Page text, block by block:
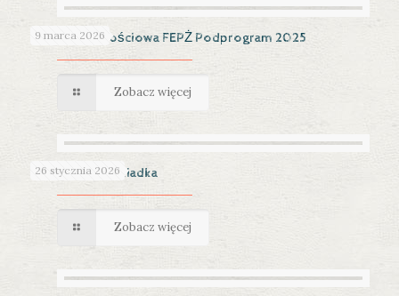
9 marca 2026
Pomoc żywnościowa FEPŻ Podprogram 2025
Zobacz więcej
26 stycznia 2026
Dzień Babci i Dziadka
Zobacz więcej